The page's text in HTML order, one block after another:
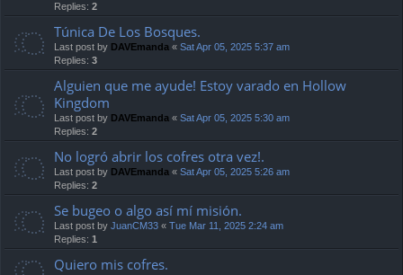
Replies: 2
Túnica De Los Bosques.
Last post by DAVEmanda « Sat Apr 05, 2025 5:37 am
Replies: 3
Alguien que me ayude! Estoy varado en Hollow
Kingdom
Last post by DAVEmanda « Sat Apr 05, 2025 5:30 am
Replies: 2
No logró abrir los cofres otra vez!.
Last post by DAVEmanda « Sat Apr 05, 2025 5:26 am
Replies: 2
Se bugeo o algo así mí misión.
Last post by JuanCM33 « Tue Mar 11, 2025 2:24 am
Replies: 1
Quiero mis cofres.